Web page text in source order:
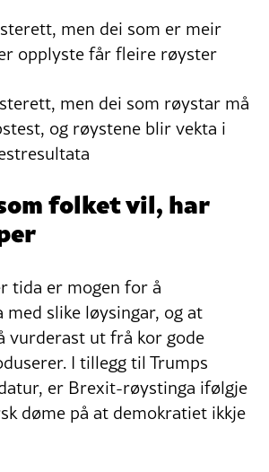
men dei som er meir
opplyste får fleire røyster
men dei som røystar må
og røystene blir vekta i
folket vil, har
tida er mogen for å
med slike løysingar, og at
vurderast ut frå kor gode
I tillegg til Trumps
er Brexit-røystinga ifølgje
døme på at demokratiet ikkje